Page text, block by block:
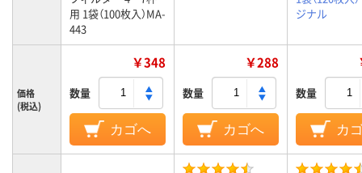
用 1袋（100枚入）MA-
443
ジナル
価格
(税込)
￥348
数量
カゴへ
￥288
数量
カゴへ
数量
カ